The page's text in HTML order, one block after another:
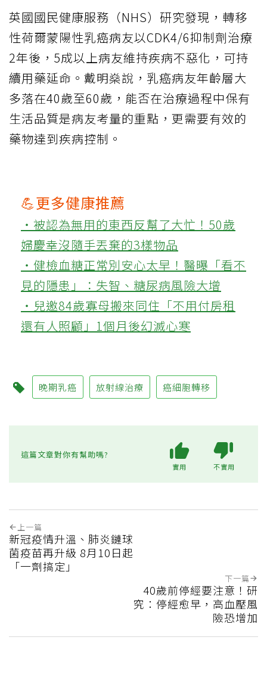
英國國民健康服務（NHS）研究發現，轉移
性荷爾蒙陽性乳癌病友以CDK4/6抑制劑治療
2年後，5成以上病友維持疾病不惡化，可持
續用藥延命。戴明燊說，乳癌病友年齡層大
多落在40歲至60歲，能否在治療過程中保有
生活品質是病友考量的重點，更需要有效的
藥物達到疾病控制。
💪更多健康推薦
‧被認為無用的東西反幫了大忙！50歲
婦慶幸沒隨手丟棄的3樣物品
‧健檢血糖正常別安心太早！醫曝「看不
見的隱患」：失智、糖尿病風險大增
‧兒邀84歲寡母搬來同住「不用付房租
還有人照顧」1個月後幻滅心寒
晚期乳癌 放射線治療 癌細胞轉移
這篇文章對你有幫助嗎?
實用 不實用
上一篇
新冠疫情升溫、肺炎鏈球
菌疫苗再升級 8月10日起
「一劑搞定」
下一篇
40歲前停經要注意！研
究：停經愈早，高血壓風
險恐增加